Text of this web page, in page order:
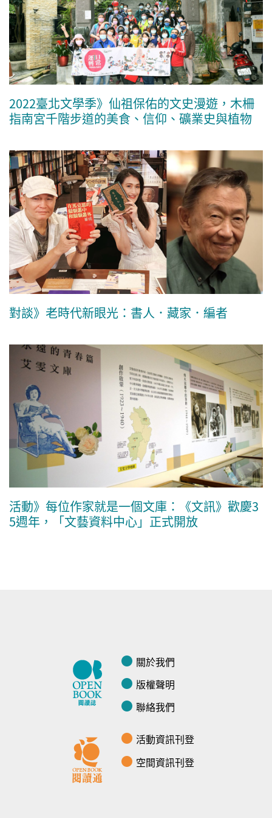
2022臺北文學季》仙祖保佑的文史漫遊，木柵
指南宮千階步道的美食、信仰、礦業史與植物
對談》老時代新眼光：書人．藏家．編者
活動》每位作家就是一個文庫：《文訊》歡慶3
5週年，「文藝資料中心」正式開放
關於我們
版權聲明
聯絡我們
活動資訊刊登
空間資訊刊登